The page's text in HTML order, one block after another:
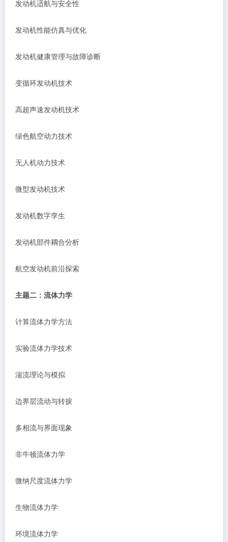
发动机适航与安全性
发动机性能仿真与优化
发动机健康管理与故障诊断
变循环发动机技术
高超声速发动机技术
绿色航空动力技术
无人机动力技术
微型发动机技术
发动机数字孪生
发动机部件耦合分析
航空发动机前沿探索
主题二：流体力学
计算流体力学方法
实验流体力学技术
湍流理论与模拟
边界层流动与转捩
多相流与界面现象
非牛顿流体力学
微纳尺度流体力学
生物流体力学
环境流体力学